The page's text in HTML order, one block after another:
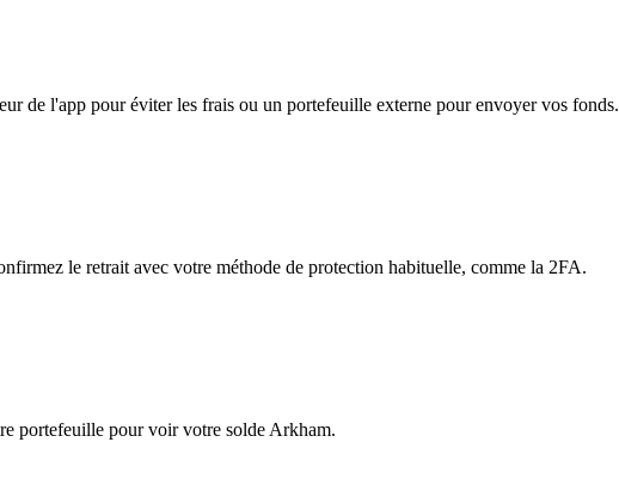
de l'app pour éviter les frais ou un portefeuille externe pour envoyer vos fonds.
le retrait avec votre méthode de protection habituelle, comme la 2FA.
portefeuille pour voir votre solde Arkham.